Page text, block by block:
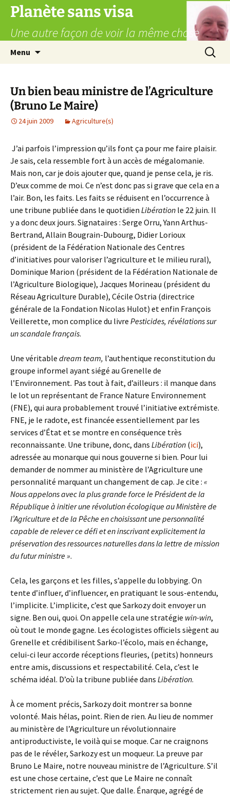
Aller
contenu
Planète sans visa
Une autre façon de voir la même chose
Menu
Un bien beau ministre de l’Agriculture
(Bruno Le Maire)
24 juin 2009 Agriculture(s)
J’ai parfois l’impression qu’ils font ça pour me faire plaisir.
Je sais, cela ressemble fort à un accès de mégalomanie.
Mais non, car je dois ajouter que, quand je pense cela, je ris.
D’eux comme de moi. Ce n’est donc pas si grave que cela en a
l’air. Bon, les faits. Les faits se réduisent en l’occurrence à
une tribune publiée dans le quotidien Libération le 22 juin. Il
y a donc deux jours. Signataires : Serge Orru, Yann Arthus-
Bertrand, Allain Bougrain-Dubourg, Didier Lorioux
(président de la Fédération Nationale des Centres
d’initiatives pour valoriser l’agriculture et le milieu rural),
Dominique Marion (président de la Fédération Nationale de
l’Agriculture Biologique), Jacques Morineau (président du
Réseau Agriculture Durable), Cécile Ostria (directrice
générale de la Fondation Nicolas Hulot) et enfin François
Veillerette, mon complice du livre Pesticides, révélations sur
un scandale français.
Une véritable dream team, l’authentique reconstitution du
groupe informel ayant siégé au Grenelle de
l’Environnement. Pas tout à fait, d’ailleurs : il manque dans
le lot un représentant de France Nature Environnement
(FNE), qui aura probablement trouvé l’initiative extrémiste.
FNE, je le radote, est financée essentiellement par les
services d’État et se montre en conséquence très
reconnaissante. Une tribune, donc, dans Libération (ici),
adressée au monarque qui nous gouverne si bien. Pour lui
demander de nommer au ministère de l’Agriculture une
personnalité marquant un changement de cap. Je cite : «
Nous appelons avec la plus grande force le Président de la
République à initier une révolution écologique au Ministère de
l’Agriculture et de la Pêche en choisissant une personnalité
capable de relever ce défi et en inscrivant explicitement la
préservation des ressources naturelles dans la lettre de mission
du futur ministre ».
Cela, les garçons et les filles, s’appelle du lobbying. On
tente d’influer, d’influencer, en pratiquant le sous-entendu,
l’implicite. L’implicite, c’est que Sarkozy doit envoyer un
signe. Ben oui, quoi. On appelle cela une stratégie win-win,
où tout le monde gagne. Les écologistes officiels siègent au
Grenelle et crédibilisent Sarko-l’écolo, mais en échange,
celui-ci leur accorde réceptions fleuries, (petits) honneurs
entre amis, discussions et respectabilité. Cela, c’est le
schéma idéal. D’où la tribune publiée dans Libération.
À ce moment précis, Sarkozy doit montrer sa bonne
volonté. Mais hélas, point. Rien de rien. Au lieu de nommer
au ministère de l’Agriculture un révolutionnaire
antiproductiviste, le voilà qui se moque. Car ne craignons
pas de le révéler, Sarkozy est un moqueur. La preuve par
Bruno Le Maire, notre nouveau ministre de l’Agriculture. S’il
est une chose certaine, c’est que Le Maire ne connaît
strictement rien au sujet. Que dalle. Énarque, agrégé de